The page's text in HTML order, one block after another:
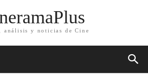
análisis y noticias de Cine